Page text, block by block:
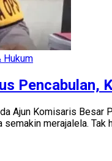
Hukum
Ajun Komisaris Besar
merajalela. Tak